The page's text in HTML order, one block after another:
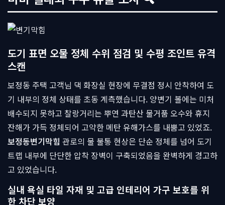
도기 표면 오물 정체 수위 점검 및 수평 조인트 유격
스캔
보정동 주택 고객님 댁 화장실 현장에 무결점 정시 안착하여 도
기 내부의 정체 상태를 초동 계측했습니다. 양변기 볼에는 미처
배수되지 못하고 찰랑거리는 뿌연 과탄산 물거품 오수와 휴지
잔해가 가득 정체되어 고약한 메탄 유해가스를 내뿜고 있었죠.
보정동변기막힘 관로의 물 불통 현상은 단순 정체를 넘어 도기
트랩 내부에 단단한 압착 장벽이 구축되었음을 완벽하게 경고하
고 있었습니다.
실내 욕실 타일 자재 및 고급 인테리어 가구 보호를 위
한 차단 보양